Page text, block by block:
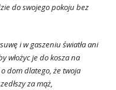
do swojego pokoju bez
i w gaszeniu światła ani
włożyc je do kosza na
dom dlatego, że twoja
za mąż,